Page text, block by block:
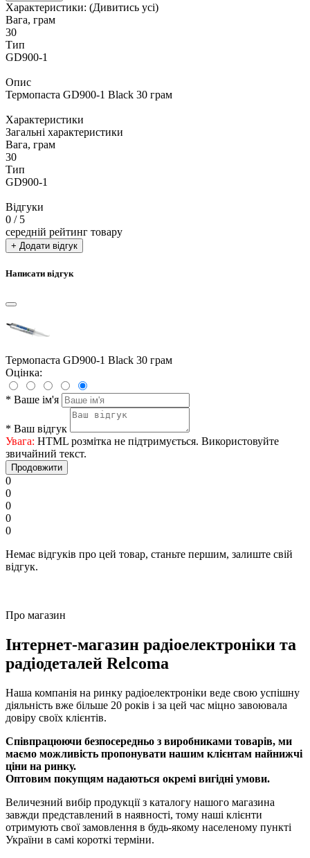
Характеристики: (Дивитись усі)
Вага, грам
30
Тип
GD900-1
Опис
Термопаста GD900-1 Black 30 грам
Характеристики
Загальні характеристики
Вага, грам
30
Тип
GD900-1
Відгуки
0 / 5
середній рейтинг товару
+ Додати відгук
Написати відгук
Термопаста GD900-1 Black 30 грам
Оцінка:
* Ваше ім'я
* Ваш відгук
Увага: HTML розмітка не підтримується. Використовуйте
звичайний текст.
Продовжити
0
0
0
0
0
Немає відгуків про цей товар, станьте першим, залиште свій
відгук.
Про магазин
Інтернет-магазин радіоелектроніки та
радіодеталей Relcoma
Наша компанія на ринку радіоелектроніки веде свою успішну
діяльність вже більше 20 років і за цей час міцно завоювала
довіру своїх клієнтів.
Співпрацюючи безпосередньо з виробниками товарів, ми
маємо можливість пропонувати нашим клієнтам найнижчі
ціни на ринку.
Оптовим покупцям надаються окремі вигідні умови.
Величезний вибір продукції з каталогу нашого магазина
завжди представлений в наявності, тому наші клієнти
отримують свої замовлення в будь-якому населеному пункті
України в самі короткі терміни.